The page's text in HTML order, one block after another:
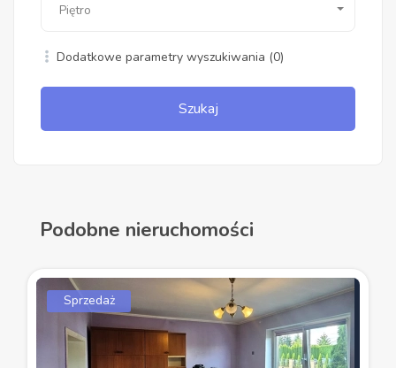
Piętro
Dodatkowe parametry wyszukiwania (0)
Szukaj
Podobne nieruchomości
Sprzedaż